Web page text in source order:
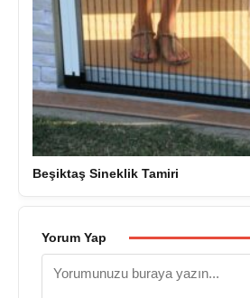
Beşiktaş Sineklik Tamiri
Yorum Yap